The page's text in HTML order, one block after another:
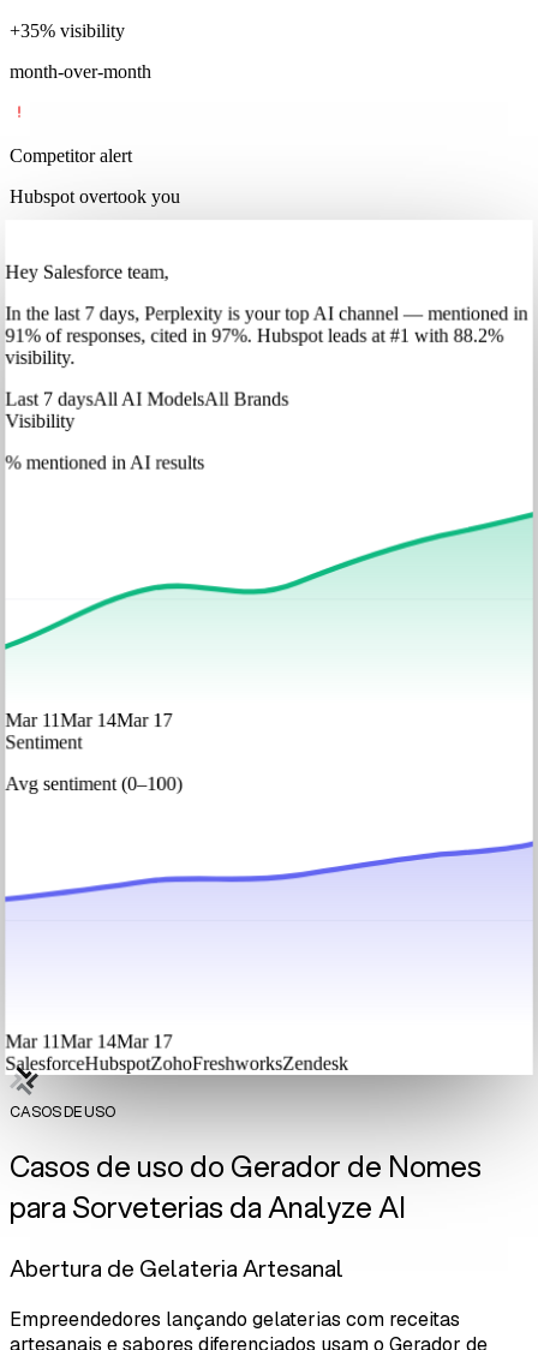
+35% visibility
month-over-month
Competitor alert
Hubspot overtook you
Hey Salesforce team,
Inthe last 7 days, Perplexityis your top AI channel — mentioned in
91% of responses, cited in 97%. Hubspotleads at #1 with 88.2%
visibility.
Last 7 daysAll AI ModelsAll Brands
Visibility
% mentioned in AI results
Mar 11Mar 14Mar 17
Sentiment
Avg sentiment (0–100)
Mar 11Mar 14Mar 17
SalesforceHubspotZohoFreshworksZendesk
CASOS DE USO
Casos de uso do Gerador de Nomes
para Sorveterias da Analyze AI
Abertura de Gelateria Artesanal
Empreendedores lançando gelaterias com receitas
artesanais e sabores diferenciados usam o Gerador de